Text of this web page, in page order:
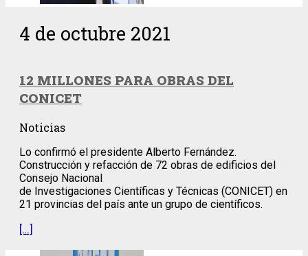
4 de octubre 2021
12 MILLONES PARA OBRAS DEL
CONICET
Noticias
Lo confirmó el presidente Alberto Fernández.
Construcción y refacción de 72 obras de edificios del
Consejo Nacional
de Investigaciones Científicas y Técnicas (CONICET) en
21 provincias del país ante un grupo de científicos.
[…]